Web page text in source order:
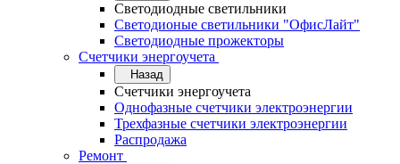
Светодиодные светильники
Светодионые светильники "ОфисЛайт"
Светодиодные прожекторы
Счетчики энергоучета
Назад
Счетчики энергоучета
Однофазные счетчики электроэнергии
Трехфазные счетчики электроэнергии
Распродажа
Ремонт